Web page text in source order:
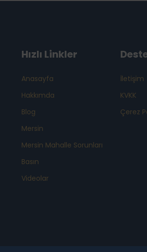
Hızlı Linkler
Anasayfa
Hakkımda
Blog
Mersin
Mersin Mahalle Sorunları
Basın
Videolar
İletişim
KVKK
Çerez